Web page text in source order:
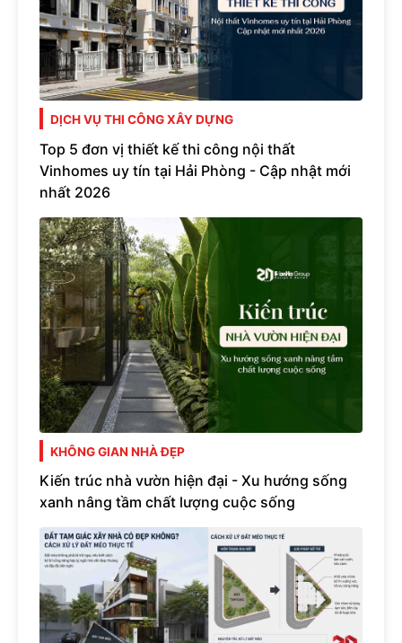
DỊCH VỤ THI CÔNG XÂY DỰNG
Top 5 đơn vị thiết kế thi công nội thất
Vinhomes uy tín tại Hải Phòng - Cập nhật mới
nhất 2026
KHÔNG GIAN NHÀ ĐẸP
Kiến trúc nhà vườn hiện đại - Xu hướng sống
xanh nâng tầm chất lượng cuộc sống